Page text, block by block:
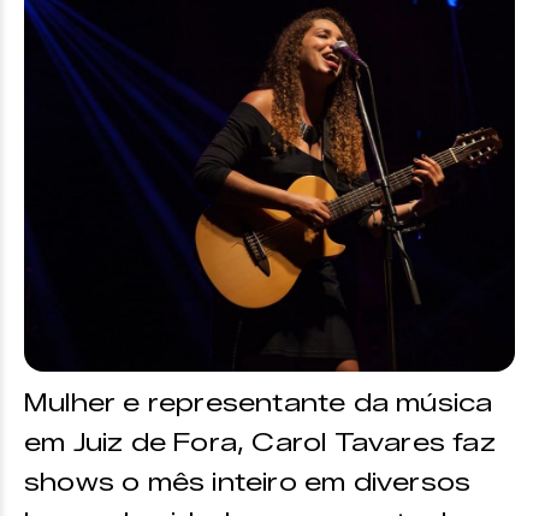
Mulher e representante da música
em Juiz de Fora, Carol Tavares faz
shows o mês inteiro em diversos